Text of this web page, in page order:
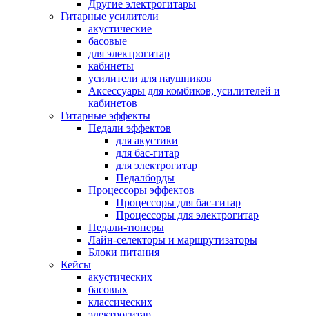
Другие электрогитары
Гитарные усилители
акустические
басовые
для электрогитар
кабинеты
усилители для наушников
Аксессуары для комбиков, усилителей и
кабинетов
Гитарные эффекты
Педали эффектов
для акустики
для бас-гитар
для электрогитар
Педалборды
Процессоры эффектов
Процессоры для бас-гитар
Процессоры для электрогитар
Педали-тюнеры
Лайн-селекторы и маршрутизаторы
Блоки питания
Кейсы
акустических
басовых
классических